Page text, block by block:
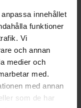
innehållet
funktioner
Vi
och annan
medier och
med.
med annan
som de har